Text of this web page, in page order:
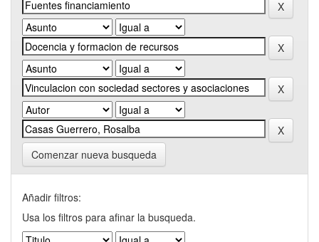
Comenzar nueva busqueda
Añadir filtros:
Usa los filtros para afinar la busqueda.